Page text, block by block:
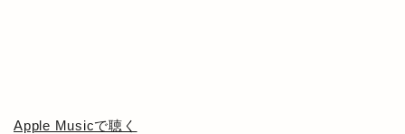
Apple Musicで聴く